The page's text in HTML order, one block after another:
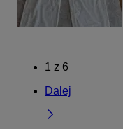
1 z 6
Dalej